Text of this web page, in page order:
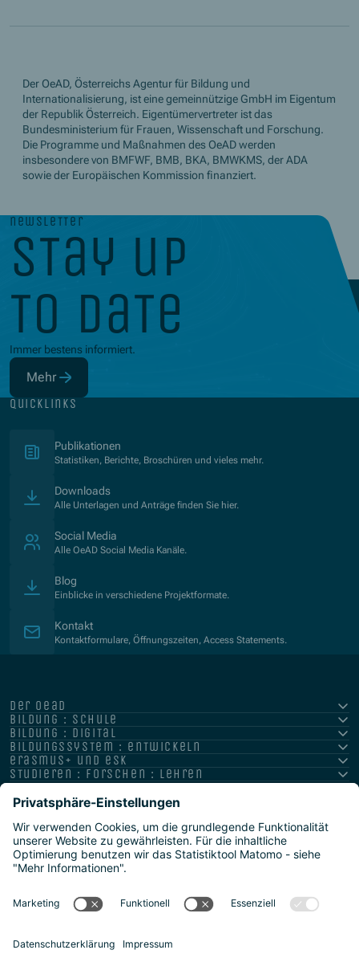
Der OeAD, Österreichs Agentur für Bildung und
Internationalisierung, ist eine gemeinnützige GmbH im Eigentum
der Republik Österreich. Eigentümervertreter ist das
Bundesministerium für Frauen, Wissenschaft und Forschung.
Die Programme und Maßnahmen des OeAD werden
insbesondere von BMFWF, BMB, BKA, BMWKMS, der ADA
sowie der Europäischen Kommission finanziert.
newsletter
stay up
to date
Immer bestens informiert.
Mehr
(Öffnet in neuem Fenster)
quicklinks
Publikationen
Statistiken, Berichte, Broschüren und vieles mehr.
Downloads
Alle Unterlagen und Anträge finden Sie hier.
Social Media
Alle OeAD Social Media Kanäle.
Blog
Einblicke in verschiedene Projektformate.
Kontakt
Kontaktformulare, Öffnungszeiten, Access Statements.
der oead
bildung : schule
bildung : digital
bildungssystem : entwickeln
erasmus+ und esk
studieren : forschen : lehren
hochschule : strategie : international
Datenschutz